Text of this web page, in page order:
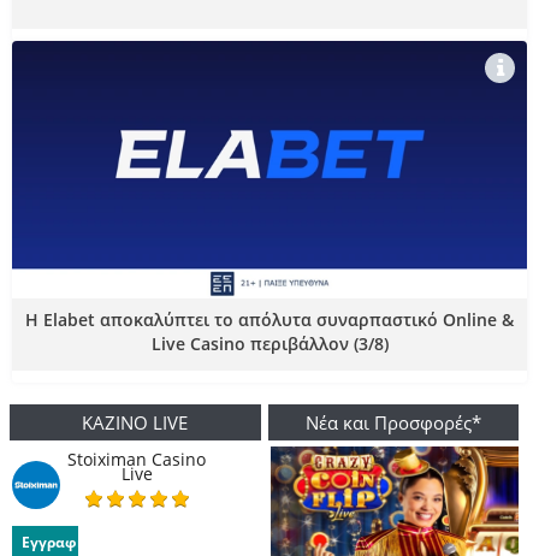
Η Elabet αποκαλύπτει το απόλυτα συναρπαστικό Online &
Live Casino περιβάλλον (3/8)
ΚΑΖΙΝΟ LIVE
Stoiximan Casino
Live
Εγγραφή
Νέα και Προσφορές*